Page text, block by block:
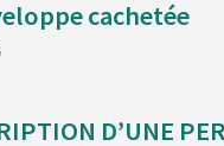
cachetée